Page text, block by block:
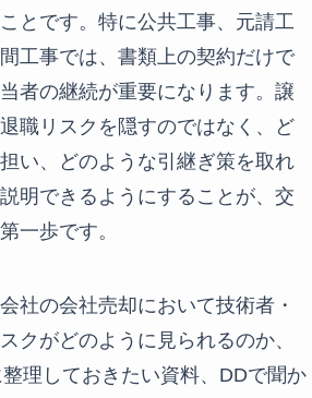
とです。特に公共工事、元請工
工事では、書類上の契約だけで
者の継続が重要になります。譲
職リスクを隠すのではなく、ど
い、どのような引継ぎ策を取れ
明できるようにすることが、交
一歩です。
社の会社売却において技術者・
クがどのように見られるのか、
理しておきたい資料、DDで聞か